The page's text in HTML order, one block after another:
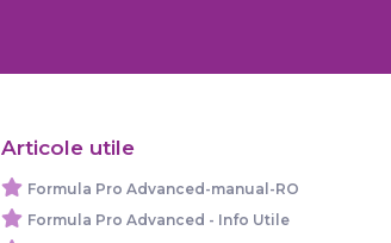
Articole utile
Formula Pro Advanced-manual-RO
Formula Pro Advanced - Info Utile